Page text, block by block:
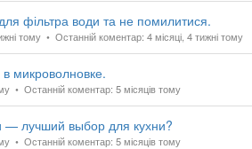
фільтра води та не помилитися.
тому Останній коментар: 4 місяці, 4 тижні тому
микроволновке.
Останній коментар: 5 місяців тому
— лучший выбор для кухни?
Останній коментар: 5 місяців тому